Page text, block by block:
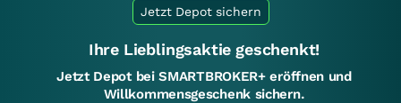
Jetzt Depot sichern
Ihre Lieblingsaktie geschenkt!
Jetzt Depot bei SMARTBROKER+ eröffnen und
Willkommensgeschenk sichern.